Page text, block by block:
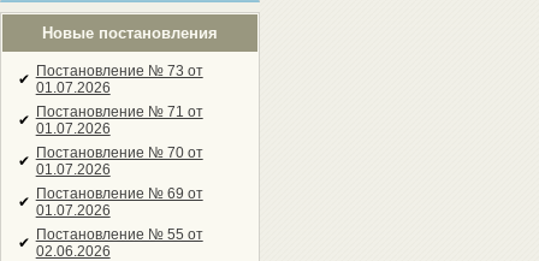
Новые постановления
✔ Постановление № 73 от
01.07.2026
✔ Постановление № 71 от
01.07.2026
✔ Постановление № 70 от
01.07.2026
✔ Постановление № 69 от
01.07.2026
✔ Постановление № 55 от
02.06.2026